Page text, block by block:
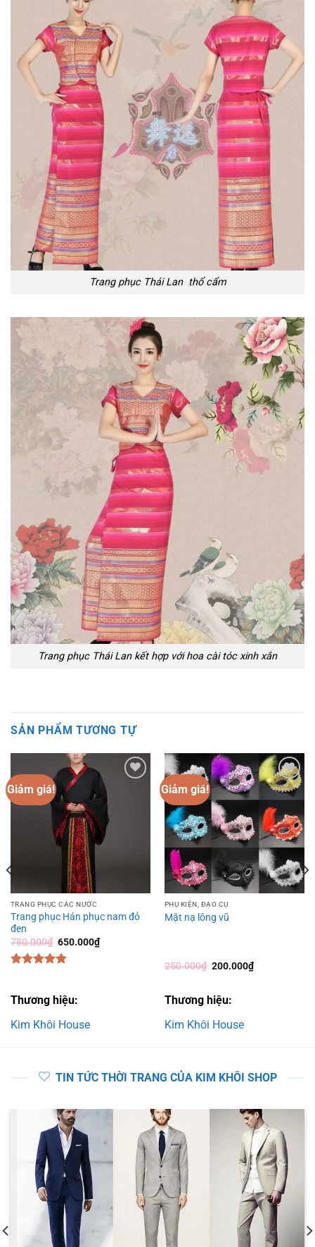
Trang phục Thái Lan thổ cẩm
Trang phục Thái Lan kết hợp với hoa cài tóc xinh xắn
SẢN PHẨM TƯƠNG TỰ
Giảm giá!
TRANG PHỤC CÁC NƯỚC
Trang phục Hán phục nam đỏ
đen
780.000₫ Giá
gốc
là:
650.000₫Giá
hiện
5 sao
Thương hiệu:
Kim Khôi House
Giảm giá!
Add to
wishlist
PHỤ KIỆN, ĐẠO CỤ
Mặt nạ lông vũ
250.000₫ Giá
250.000₫.
200.000₫Giá
hiện
Thương hiệu:
Kim Khôi House
TIN TỨC THỜI TRANG CỦA KIM KHÔI SHOP